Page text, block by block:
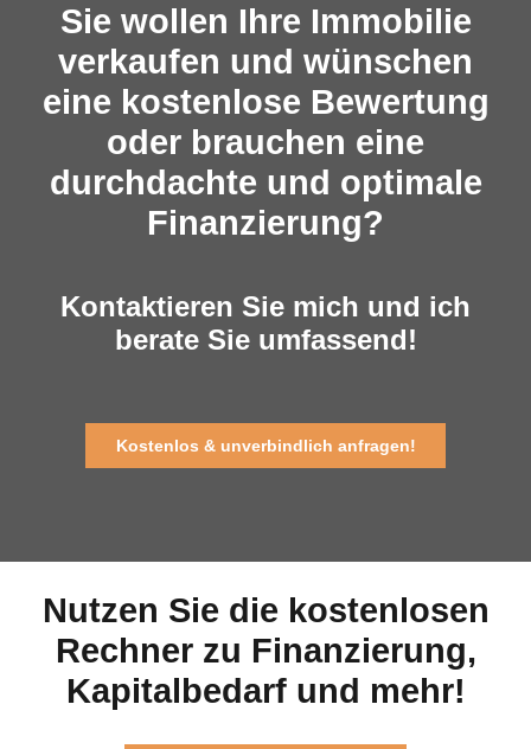
Sie wollen Ihre Immobilie
verkaufen und wünschen
eine kostenlose Bewertung
oder brauchen eine
durchdachte und optimale
Finanzierung?
Kontaktieren Sie mich und ich
berate Sie umfassend!
Kostenlos & unverbindlich anfragen!
Nutzen Sie die kostenlosen
Rechner zu Finanzierung,
Kapitalbedarf und mehr!